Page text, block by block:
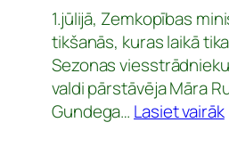
1.jūlijā, Zemkopības
tikšanās, kuras laikā
Sezonas
valdi pārstāvēja Māra
Gundega… Lasiet vairāk: